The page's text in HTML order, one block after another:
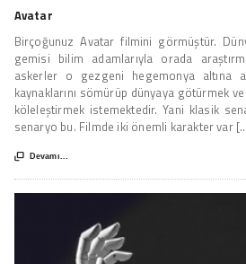
Avatar
Birçoğunuz Avatar filmini görmüştür.
gemisi bilim adamlarıyla orada
askerler o gezgeni hegemonya altına
kaynaklarını sömürüp dünyaya götürmek
köleleştirmek istemektedir. Yani klasik
senaryo bu. Filmde iki önemli karakter var
 Devamı...